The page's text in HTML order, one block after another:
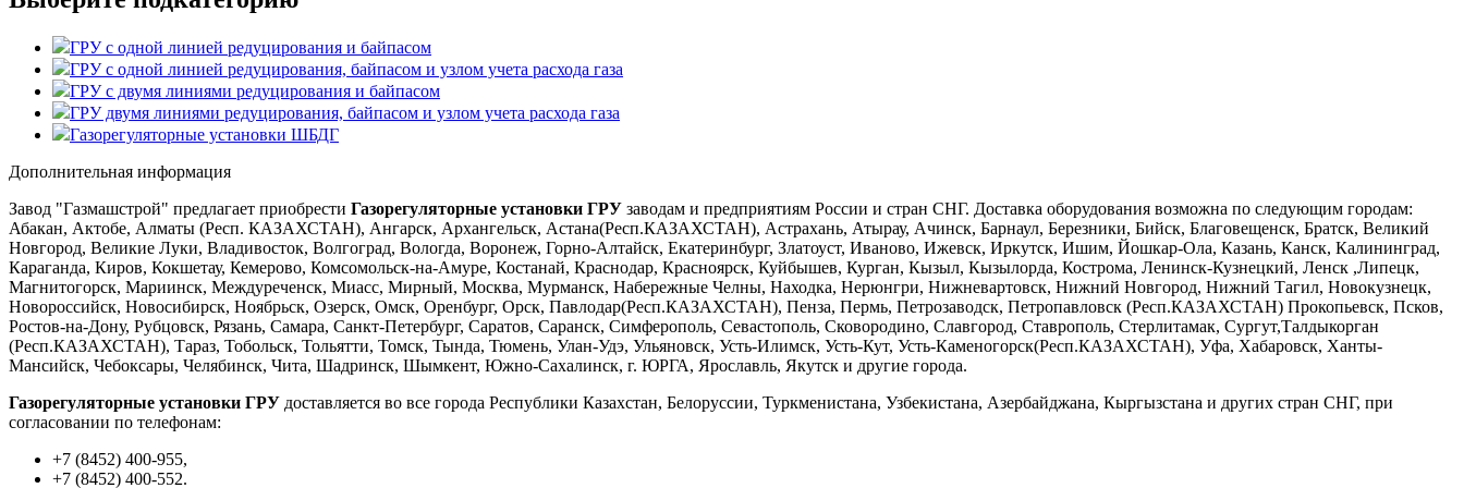
ГРУ с одной линией редуцирования и байпасом
ГРУ с одной линией редуцирования, байпасом и узлом учета расхода газа
ГРУ с двумя линиями редуцирования и байпасом
ГРУ двумя линиями редуцирования, байпасом и узлом учета расхода газа
Газорегуляторные установки ШБДГ
Дополнительная информация
Завод "Газмашстрой" предлагает приобрести Газорегуляторные установки ГРУ заводам и предприятиям России и стран СНГ. Доставка оборудования возможна по следующим городам:
Абакан, Актобе, Алматы (Респ. КАЗАХСТАН), Ангарск, Архангельск, Астана(Респ.КАЗАХСТАН), Астрахань, Атырау, Ачинск, Барнаул, Березники, Бийск, Благовещенск, Братск, Великий
Новгород, Великие Луки, Владивосток, Волгоград, Вологда, Воронеж, Горно-Алтайск, Екатеринбург, Златоуст, Иваново, Ижевск, Иркутск, Ишим, Йошкар-Ола, Казань, Канск, Калининград,
Караганда, Киров, Кокшетау, Кемерово, Комсомольск-на-Амуре, Костанай, Краснодар, Красноярск, Куйбышев, Курган, Кызыл, Кызылорда, Кострома, Ленинск-Кузнецкий, Ленск ,Липецк,
Магнитогорск, Мариинск, Междуреченск, Миасс, Мирный, Москва, Мурманск, Набережные Челны, Находка, Нерюнгри, Нижневартовск, Нижний Новгород, Нижний Тагил, Новокузнецк,
Новороссийск, Новосибирск, Ноябрьск, Озерск, Омск, Оренбург, Орск, Павлодар(Респ.КАЗАХСТАН), Пенза, Пермь, Петрозаводск, Петропавловск (Респ.КАЗАХСТАН) Прокопьевск, Псков,
Ростов-на-Дону, Рубцовск, Рязань, Самара, Санкт-Петербург, Саратов, Саранск, Симферополь, Севастополь, Сковородино, Славгород, Ставрополь, Стерлитамак, Сургут,Талдыкорган
(Респ.КАЗАХСТАН), Тараз, Тобольск, Тольятти, Томск, Тында, Тюмень, Улан-Удэ, Ульяновск, Усть-Илимск, Усть-Кут, Усть-Каменогорск(Респ.КАЗАХСТАН), Уфа, Хабаровск, Ханты-
Мансийск, Чебоксары, Челябинск, Чита, Шадринск, Шымкент, Южно-Сахалинск, г. ЮРГА, Ярославль, Якутск и другие города.
Газорегуляторные установки ГРУ доставляется во все города Республики Казахстан, Белоруссии, Туркменистана, Узбекистана, Азербайджана, Кыргызстана и других стран СНГ, при
согласовании по телефонам:
+7 (8452) 400-955,
+7 (8452) 400-552.